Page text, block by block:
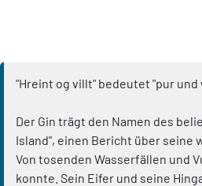
"Hreint og villt" bedeutet "pur
Der Gin trägt den Namen des
Island", einen Bericht über seine
Von tosenden Wasserfällen und
konnte. Sein Eifer und seine